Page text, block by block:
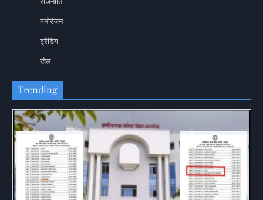
मनोरंजन
ट्रेंडिंग
खेल
Trending